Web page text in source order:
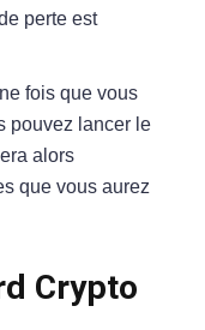
perte est
fois que vous
pouvez lancer le
alors
que vous aurez
Crypto